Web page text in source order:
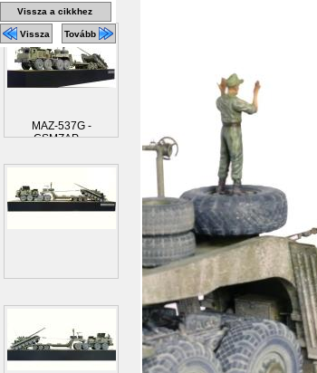
Vissza a cikkhez
Vissza Tovább
MAZ-537G -
CSMZAP-...